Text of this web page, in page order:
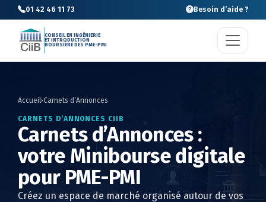
01 42 46 11 73 Besoin d’aide ?
CONSEIL EN INGÉNIERIE
ET INTRODUCTION
BOURSIÈRE DES PME-PMI
Accueil›Carnets d’Annonces
CARNETS D’ANNONCES CIIB
Carnets d’Annonces :
votre Minibourse digitale
pour PME-PMI
Créez un espace de marché organisé autour de vos